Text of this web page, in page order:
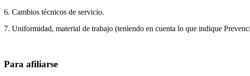
6. Cambios técnicos de servicio.
7. Uniformidad, material de trabajo (teniendo en cuenta lo que indique
Para afiliarse